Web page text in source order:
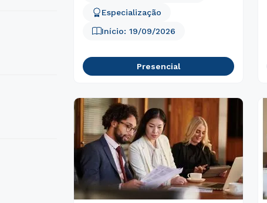
Especialização
Início:19/09/2026
Presencial